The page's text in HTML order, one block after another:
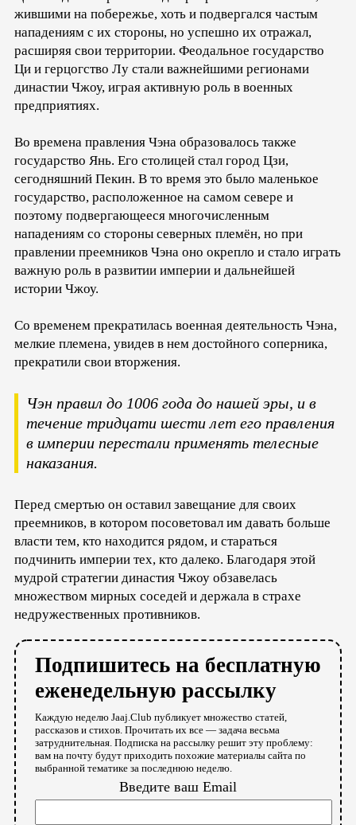
жившими на побережье, хоть и подвергался частым
нападениям с их стороны, но успешно их отражал,
расширяя свои территории. Феодальное государство
Ци и герцогство Лу стали важнейшими регионами
династии Чжоу, играя активную роль в военных
предприятиях.
Во времена правления Чэна образовалось также
государство Янь. Его столицей стал город Цзи,
сегодняшний Пекин. В то время это было маленькое
государство, расположенное на самом севере и
поэтому подвергающееся многочисленным
нападениям со стороны северных племён, но при
правлении преемников Чэна оно окрепло и стало играть
важную роль в развитии империи и дальнейшей
истории Чжоу.
Со временем прекратилась военная деятельность Чэна,
мелкие племена, увидев в нем достойного соперника,
прекратили свои вторжения.
Чэн правил до 1006 года до нашей эры, и в
течение тридцати шести лет его правления
в империи перестали применять телесные
наказания.
Перед смертью он оставил завещание для своих
преемников, в котором посоветовал им давать больше
власти тем, кто находится рядом, и стараться
подчинить империи тех, кто далеко. Благодаря этой
мудрой стратегии династия Чжоу обзавелась
множеством мирных соседей и держала в страхе
недружественных противников.
Подпишитесь на бесплатную
еженедельную рассылку
Каждую неделю Jaaj.Club публикует множество статей,
рассказов и стихов. Прочитать их все — задача весьма
затруднительная. Подписка на рассылку решит эту проблему:
вам на почту будут приходить похожие материалы сайта по
выбранной тематике за последнюю неделю.
Введите ваш Email